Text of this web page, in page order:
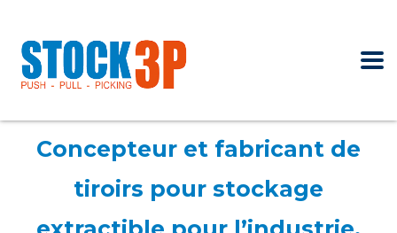
Concepteur et fabricant de
tiroirs pour stockage